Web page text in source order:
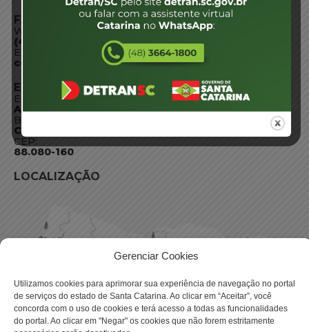
Gerenciar Cookies
Utilizamos cookies para aprimorar sua experiência de navegação no portal
de serviços do estado de Santa Catarina. Ao clicar em “Aceitar”, você
concorda com o uso de cookies e terá acesso a todas as funcionalidades
do portal. Ao clicar em "Negar" os cookies que não forem estritamente
FALE CONOSCO
WhatsApp:
(48) 3664-1800
E-mail:
centraldeinformacoes@detran.sc.gov.br
ENDEREÇO
Endereço:
Av. Almirante Tamandaré - 480
Bairro:
Coqueiros, Florianópolis SC
CEP:
88.080-160
LOCALIZAÇÃO